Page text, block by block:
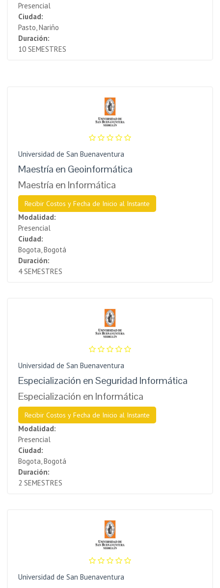
Presencial
Ciudad:
Pasto, Nariño
Duración:
10 SEMESTRES
Universidad de San Buenaventura
Maestría en Geoinformática
Maestría en Informática
Recibir Costos y Fecha de Inicio al Instante
Modalidad:
Presencial
Ciudad:
Bogota, Bogotá
Duración:
4 SEMESTRES
Universidad de San Buenaventura
Especialización en Seguridad Informática
Especialización en Informática
Recibir Costos y Fecha de Inicio al Instante
Modalidad:
Presencial
Ciudad:
Bogota, Bogotá
Duración:
2 SEMESTRES
Universidad de San Buenaventura